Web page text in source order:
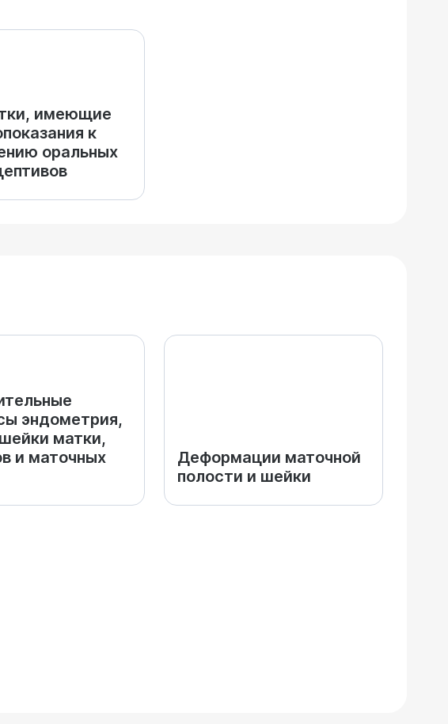
имеющие
к
оральных
эндометрия,
матки,
и маточных
Деформации маточной
полости и шейки